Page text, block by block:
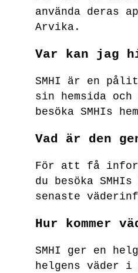
använda deras
Arvika.
Var kan jag
SMHI är en
sin hemsida
besöka SMHIs
Vad är den
För att få
du besöka
senaste
Hur kommer
SMHI ger en
helgens väder i